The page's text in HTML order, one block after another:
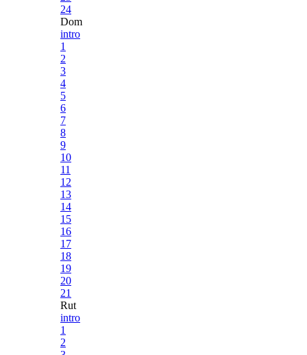
24
Dom
intro
1
2
3
4
5
6
7
8
9
10
11
12
13
14
15
16
17
18
19
20
21
Rut
intro
1
2